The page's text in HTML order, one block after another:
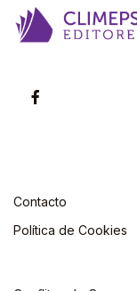
Contacto
Política de Cookies